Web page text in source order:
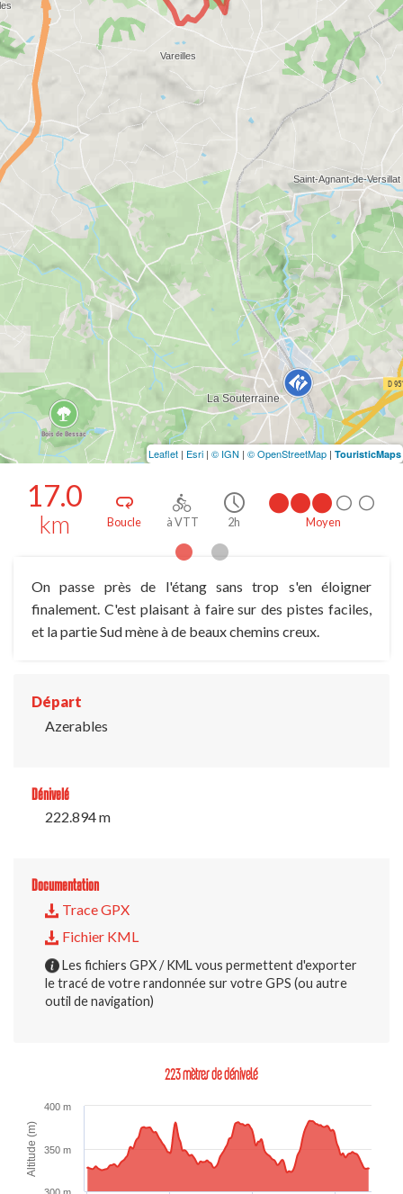
17.0
km Boucle à VTT 2h Moyen
On passe près de l'étang sans trop s'en éloigner
finalement. C'est plaisant à faire sur des pistes faciles,
et la partie Sud mène à de beaux chemins creux.
Départ
Azerables
Dénivelé
222.894 m
Documentation
Trace GPX
Fichier KML
Les fichiers GPX / KML vous permettent d'exporter
le tracé de votre randonnée sur votre GPS (ou autre
outil de navigation)
223 mètres de dénivelé
Altitude (m) 350 m
400 m
Leaflet | Esri | © IGN | © OpenStreetMap | TouristicMaps